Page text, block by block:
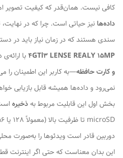
کافی نیست. همان‌قدر که کیفیت تصویر
داده‌هانیز حیاتی است. چرا که در
سندی هستند که در زمان نیاز باید در
4GTl3 LENSE REALY 15MPبا
و کارت حافظه—به کاربر این اطمینان
نمی‌رود و داده‌ها همیشه قابل بازیابی
بخش اول این قابلیت مربوط بهذخیره
دوربین قادر است ویدئوها را به‌صورت
این بدان معناست که حتی اگر اینترنت